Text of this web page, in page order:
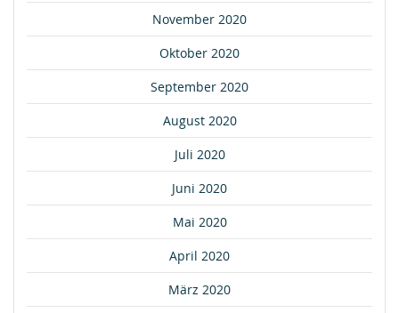
November 2020
Oktober 2020
September 2020
August 2020
Juli 2020
Juni 2020
Mai 2020
April 2020
März 2020